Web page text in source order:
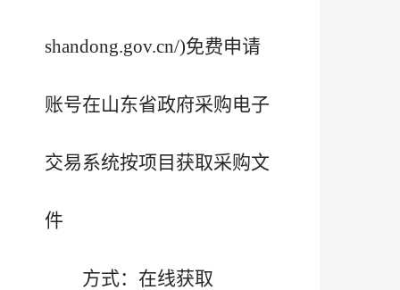
shandong.gov.cn/)免费申请
账号在山东省政府采购电子
交易系统按项目获取采购文
件
方式：在线获取